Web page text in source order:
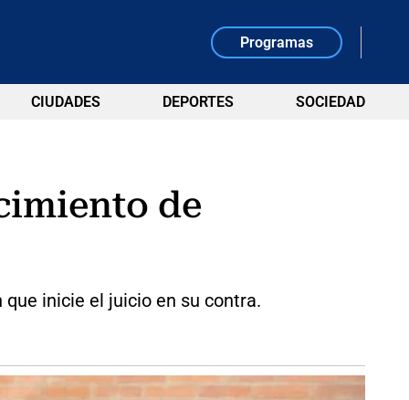
Programas
CIUDADES DEPORTES SOCIEDAD
de
inicie el juicio en su contra.